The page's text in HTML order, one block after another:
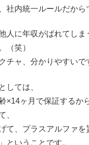
社内統一ルールだから
人に年収がばれてしま
（笑）
チャ、分かりやすいで
しては、
×14ヶ月で保証するか
、
て、プラスアルファを
ということです。